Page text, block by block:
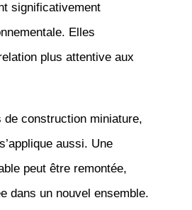
significativement
Elles
plus attentive aux
de construction miniature,
aussi. Une
peut être remontée,
dans un nouvel ensemble.